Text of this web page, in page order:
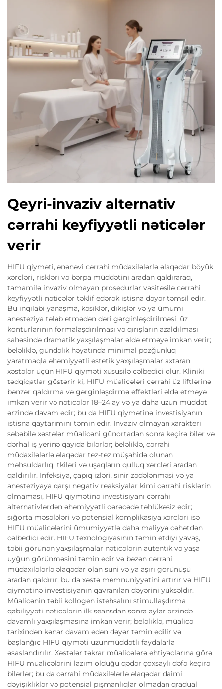
Qeyri-invaziv alternativ
cərrahi keyfiyyətli nəticələr
verir
HIFU qiyməti, ənənəvi cərrahi müdaxilələrlə əlaqədar böyük
xərcləri, riskləri və bərpa müddətini aradan qaldıraraq,
tamamilə invaziv olmayan prosedurlar vasitəsilə cərrahi
keyfiyyətli nəticələr təklif edərək istisna dəyər təmsil edir.
Bu inqilabi yanaşma, kəsiklər, dikişlər və ya ümumi
anesteziya tələb etmədən dəri gərginləşdirilməsi, üz
konturlarının formalaşdırılması və qırışların azaldılması
sahəsində dramatik yaxşılaşmalar əldə etməyə imkan verir;
beləliklə, gündəlik həyatında minimal pozğunluq
yaratmaqla əhəmiyyətli estetik yaxşılaşmalar axtaran
xəstələr üçün HIFU qiyməti xüsusilə cəlbedici olur. Kliniki
tədqiqatlar göstərir ki, HIFU müalicələri cərrahi üz liftlərinə
bənzər qaldırma və gərginləşdirmə effektləri əldə etməyə
imkan verir və nəticələr 18–24 ay və ya daha uzun müddət
ərzində davam edir; bu da HIFU qiymətinə investisiyanın
istisna qaytarımını təmin edir. Invaziv olmayan xarakteri
səbəbilə xəstələr müalicəni günortadan sonra keçirə bilər və
dərhal iş yerinə qayıda bilərlər; beləliklə, cərrahi
müdaxilələrlə əlaqədar tez-tez müşahidə olunan
məhsuldarlıq itkiləri və uşaqların qulluq xərcləri aradan
qaldırılır. İnfeksiya, çapıq izləri, sinir zədələnməsi və ya
anesteziyaya qarşı negativ reaksiyalar kimi cərrahi risklərin
olmaması, HIFU qiymətinə investisiyanı cərrahi
alternativlərdən əhəmiyyətli dərəcədə təhlükəsiz edir;
sığorta məsələləri və potensial komplikasiya xərcləri isə
HIFU müalicələrini ümumiyyətlə daha maliyyə cəhətdən
cəlbedici edir. HIFU texnologiyasının təmin etdiyi yavaş,
təbii görünən yaxşılaşmalar nəticələrin autentik və yaşa
uyğun görünməsini təmin edir və bəzən cərrahi
müdaxilələrlə əlaqədar olan süni və ya aşırı görünüşü
aradan qaldırır; bu da xəstə memnuniyyətini artırır və HIFU
qiymətinə investisiyanın qavranılan dəyərini yüksəldir.
Müalicənin təbii kollogen istehsalını stimullaşdırma
qabiliyyəti nəticələrin ilk seansdan sonra aylar ərzində
davamlı yaxşılaşmasına imkan verir; beləliklə, müalicə
tarixindən kənar davam edən dəyər təmin edilir və
başlanğıc HIFU qiyməti uzunmüddətli faydalarla
əsaslandırılır. Xəstələr təkrar müalicələrə ehtiyaclarına görə
HIFU müalicələrini lazım olduğu qədər çoxsaylı dəfə keçirə
bilərlər; bu da cərrahi müdaxilələrlə əlaqədar daimi
dəyişikliklər və potensial pişmanlıqlar olmadan qradual